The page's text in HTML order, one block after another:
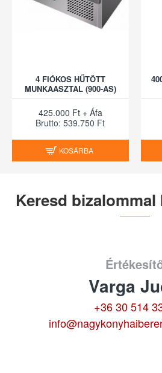
4 FIÓKOS HŰTÖTT
MUNKAASZTAL (900-AS)
425.000 Ft + Áfa
Brutto: 539.750 Ft
KOSÁRBA
Keresd
Varga
+36 30 514